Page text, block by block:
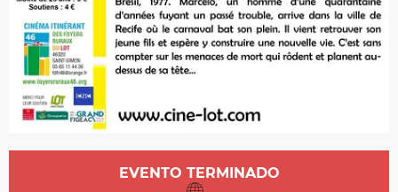
Horarios y datos de contacto
EVENTO TERMINADO